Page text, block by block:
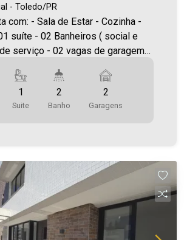
- Toledo/PR
com: - Sala de Estar - Cozinha -
suíte - 02 Banheiros ( social e
serviço - 02 vagas de garagem
uma das maiores carteiras de
da cidade, atuando com
na locação quanto na venda.
nos o direito de corrigir
digitação e/ou ortografia, bem
dos preços e imagens. Fotos
1
Suite
2
Banho
2
Garagens